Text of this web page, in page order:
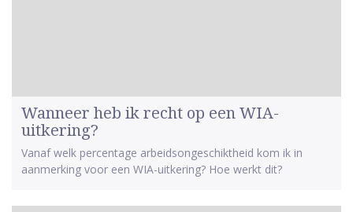
Wanneer heb ik recht op een WIA-
uitkering?
Vanaf welk percentage arbeidsongeschiktheid kom ik in
aanmerking voor een WIA-uitkering? Hoe werkt dit?